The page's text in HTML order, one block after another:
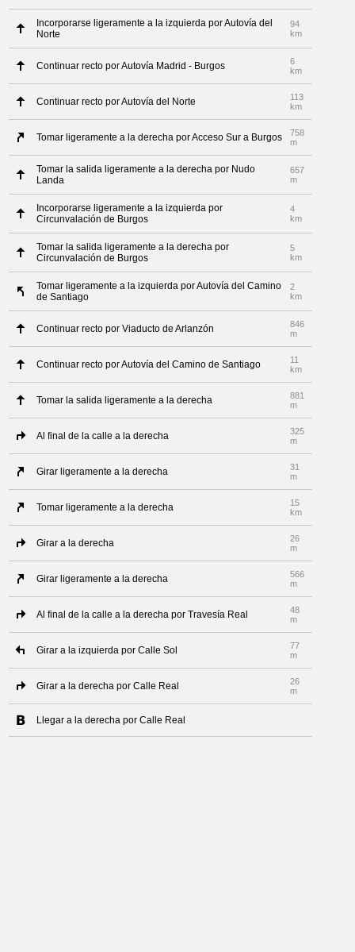
Incorporarse ligeramente a la izquierda por Autovía del
Norte
94
km
Continuar recto por Autovía Madrid - Burgos
6
km
Continuar recto por Autovía del Norte
113
km
Tomar ligeramente a la derecha por Acceso Sur a Burgos
758
m
Tomar la salida ligeramente a la derecha por Nudo
Landa
657
m
Incorporarse ligeramente a la izquierda por
Circunvalación de Burgos
4
km
Tomar la salida ligeramente a la derecha por
Circunvalación de Burgos
5
km
Tomar ligeramente a la izquierda por Autovía del Camino
de Santiago
2
km
Continuar recto por Viaducto de Arlanzón
846
m
Continuar recto por Autovía del Camino de Santiago
11
km
Tomar la salida ligeramente a la derecha
881
m
Al final de la calle a la derecha
325
m
Girar ligeramente a la derecha
31
m
Tomar ligeramente a la derecha
15
km
Girar a la derecha
26
m
Girar ligeramente a la derecha
566
m
Al final de la calle a la derecha por Travesía Real
48
m
Girar a la izquierda por Calle Sol
77
m
Girar a la derecha por Calle Real
26
m
Llegar a la derecha por Calle Real